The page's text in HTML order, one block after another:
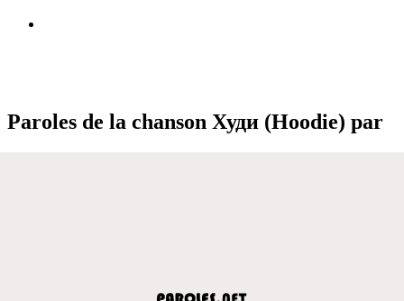
Paroles de la chanson Худи (Hoodie) par